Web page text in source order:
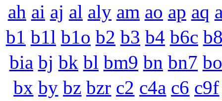
ah ai aj al aly am ao ap aq
b1 b1l b1o b2 b3 b4 b6c
bia bj bk bl bm9 bn bn7 bo
bx by bz bzr c2 c4a c6 c9f